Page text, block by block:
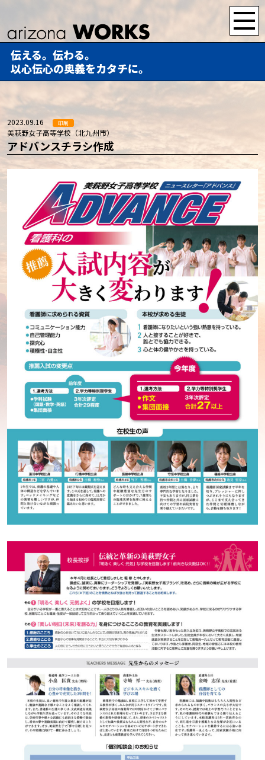
伝える。伝わる。
以心伝心の奥義をカタチに。
2023.09.16 印刷
美萩野女子高等学校（北九州市）
アドバンスチラシ作成